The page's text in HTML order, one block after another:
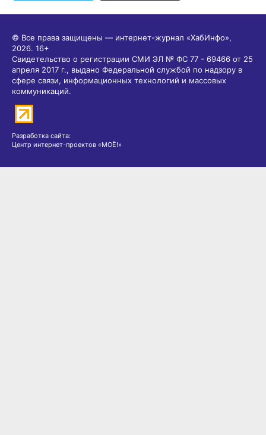
© Все права защищены — интернет-журнал «ХабИнфо»,
2026. 16+
Свидетельство о регистрации СМИ ЭЛ № ФС 77 - 69466 от 25
апреля 2017 г., выдано Федеральной службой по надзору в
сфере связи, информационных технологий и массовых
коммуникаций.
Разработка сайта:
Центр интернет-проектов «МОЁ!»